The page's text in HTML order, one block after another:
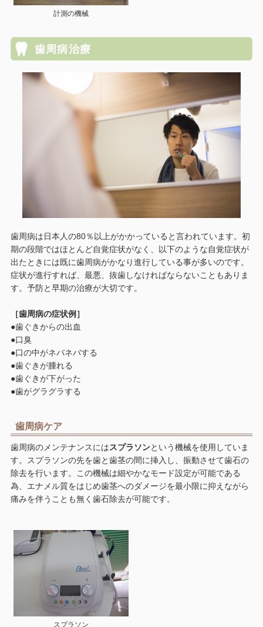
計測の機械
歯周病治療
歯周病は日本人の80％以上がかかっていると言われています。初
期の段階ではほとんど自覚症状がなく、以下のような自覚症状が
出たときには既に歯周病がかなり進行している事が多いのです。
症状が進行すれば、最悪、抜歯しなければならないこともありま
す。予防と早期の治療が大切です。
［歯周病の症状例］
●歯ぐきからの出血
●口臭
●口の中がネバネバする
●歯ぐきが腫れる
●歯ぐきが下がった
●歯がグラグラする
歯周病ケア
歯周病のメンテナンスにはスプラソンという機械を使用していま
す。スプラソンの先を歯と歯茎の間に挿入し、振動させて歯石の
除去を行います。この機械は細やかなモード設定が可能である
為、エナメル質をはじめ歯茎へのダメージを最小限に抑えながら
痛みを伴うことも無く歯石除去が可能です。
スプラソン